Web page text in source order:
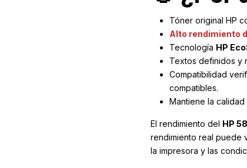
Tóner original HP
Alto rendimiento
Tecnología HP
Textos definidos y
Compatibilidad
compatibles.
Mantiene la
El rendimiento del HP
rendimiento real puede
la impresora y las